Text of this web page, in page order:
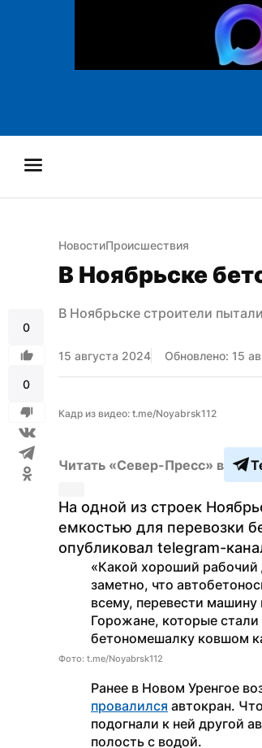
0
0
НовостиПроисшествия
В Ноябрьске
В Ноябрьске строители
15 августа 2024 Обновлено: 15
Кадр из видео: t.me/Noyabrsk112
Читать «Север-Пресс» в
На одной из строек
емкостью для перевозки
опубликовал telegram-
«Какой хороший
заметно, что
всему, перевести
Горожане, которые
бетономешалку ковшом
Фото: t.me/Noyabrsk112
провалился автокран.
подогнали к ней другой
полость с водой.